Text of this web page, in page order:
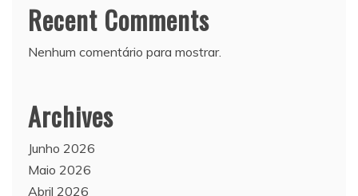
Recent Comments
Nenhum comentário para mostrar.
Archives
Junho 2026
Maio 2026
Abril 2026